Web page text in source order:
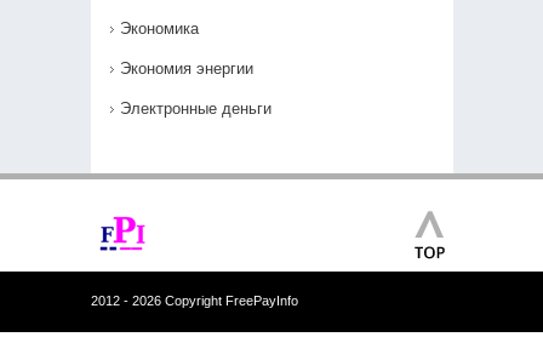
Экономика
Экономия энергии
Электронные деньги
2012 - 2026 Copyright FreePayInfo